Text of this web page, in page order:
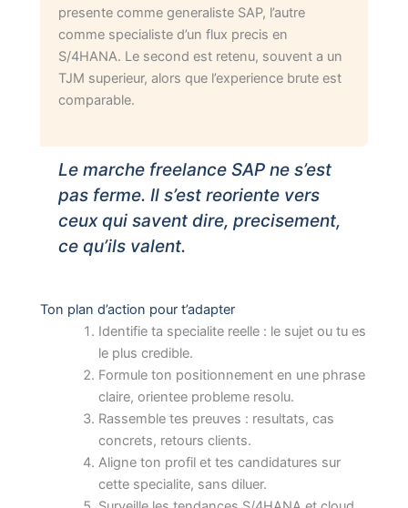
presente comme generaliste SAP, l’autre
comme specialiste d’un flux precis en
S/4HANA. Le second est retenu, souvent a un
TJM superieur, alors que l’experience brute est
comparable.
Le marche freelance SAP ne s’est
pas ferme. Il s’est reoriente vers
ceux qui savent dire, precisement,
ce qu’ils valent.
Ton plan d’action pour t’adapter
Identifie ta specialite reelle : le sujet ou tu es
le plus credible.
Formule ton positionnement en une phrase
claire, orientee probleme resolu.
Rassemble tes preuves : resultats, cas
concrets, retours clients.
Aligne ton profil et tes candidatures sur
cette specialite, sans diluer.